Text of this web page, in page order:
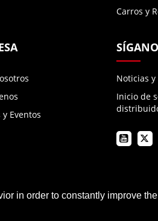
Carros y
Eventos
Noticias y
Inicio de
in order to constantly improve